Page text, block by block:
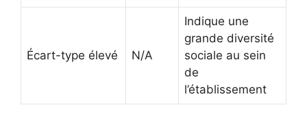
Écart-type élevé N/A
Indique une
grande diversité
sociale au sein
de
l’établissement